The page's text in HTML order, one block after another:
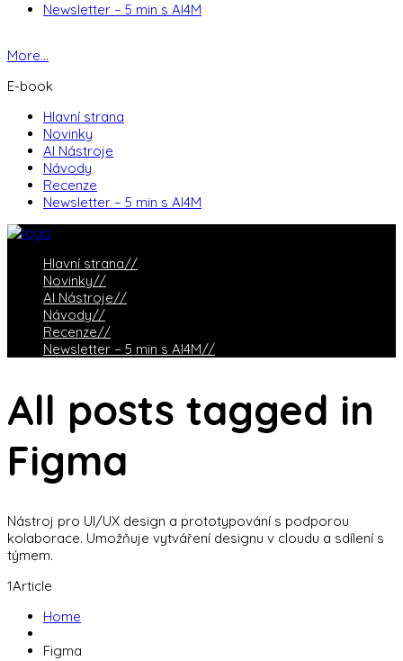
Newsletter – 5 min s AI4M
More...
E-book
Hlavní strana
Novinky
AI Nástroje
Návody
Recenze
Newsletter – 5 min s AI4M
Hlavní strana//
Novinky//
AI Nástroje//
Návody//
Recenze//
Newsletter – 5 min s AI4M//
All posts tagged in
Figma
Nástroj pro UI/UX design a prototypování s podporou
kolaborace. Umožňuje vytváření designu v cloudu a sdílení s
týmem.
1Article
Home
Figma